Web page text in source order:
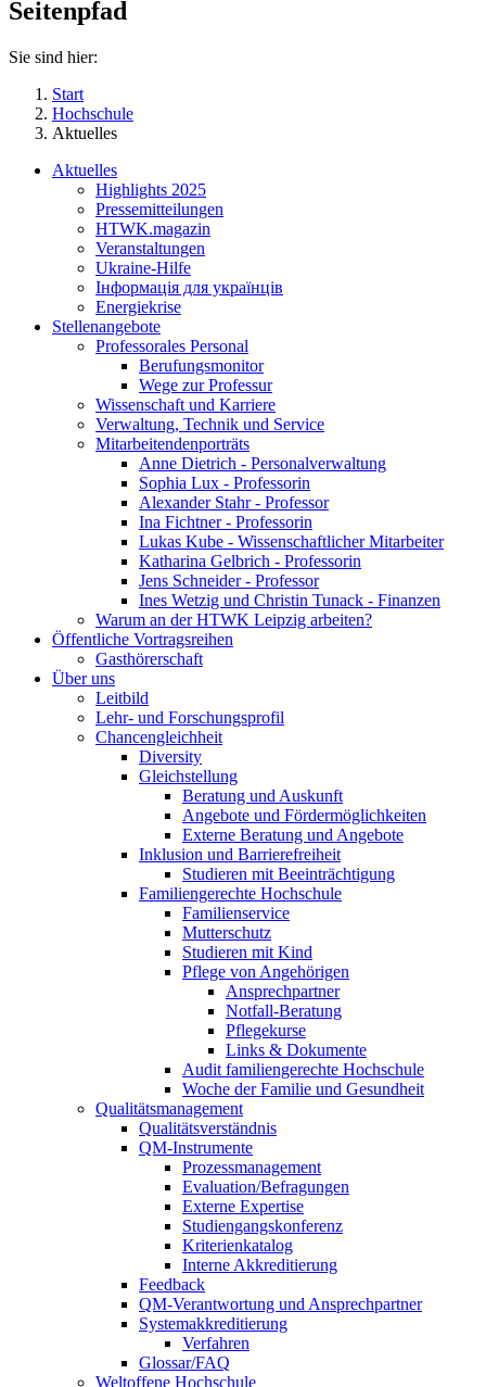
Seitenpfad
Sie sind hier:
Start
Hochschule
Aktuelles
Aktuelles
Highlights 2025
Pressemitteilungen
HTWK.magazin
Veranstaltungen
Ukraine-Hilfe
Інформація для українців
Energiekrise
Stellenangebote
Professorales Personal
Berufungsmonitor
Wege zur Professur
Wissenschaft und Karriere
Verwaltung, Technik und Service
Mitarbeitendenporträts
Anne Dietrich - Personalverwaltung
Sophia Lux - Professorin
Alexander Stahr - Professor
Ina Fichtner - Professorin
Lukas Kube - Wissenschaftlicher Mitarbeiter
Katharina Gelbrich - Professorin
Jens Schneider - Professor
Ines Wetzig und Christin Tunack - Finanzen
Warum an der HTWK Leipzig arbeiten?
Öffentliche Vortragsreihen
Gasthörerschaft
Über uns
Leitbild
Lehr- und Forschungsprofil
Chancengleichheit
Diversity
Gleichstellung
Beratung und Auskunft
Angebote und Fördermöglichkeiten
Externe Beratung und Angebote
Inklusion und Barrierefreiheit
Studieren mit Beeinträchtigung
Familiengerechte Hochschule
Familienservice
Mutterschutz
Studieren mit Kind
Pflege von Angehörigen
Ansprechpartner
Notfall-Beratung
Pflegekurse
Links & Dokumente
Audit familiengerechte Hochschule
Woche der Familie und Gesundheit
Qualitätsmanagement
Qualitätsverständnis
QM-Instrumente
Prozessmanagement
Evaluation/Befragungen
Externe Expertise
Studiengangskonferenz
Kriterienkatalog
Interne Akkreditierung
Feedback
QM-Verantwortung und Ansprechpartner
Systemakkreditierung
Verfahren
Glossar/FAQ
Weltoffene Hochschule